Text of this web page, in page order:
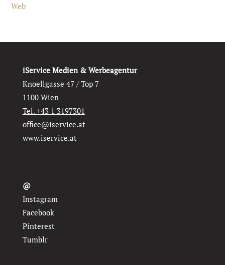
Web
iService Medien & Werbeagentur
Knoellgasse 47 / Top 7
1100 Wien
Tel. +43 1 3197301
office@iservice.at
www.iservice.at
@
Instagram
Facebook
Pinterest
Tumblr